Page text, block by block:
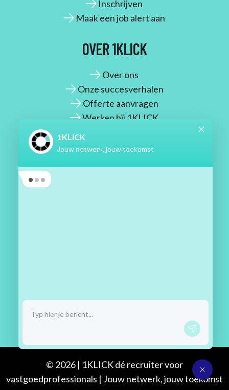
Inschrijven
Maak een job alert aan
OVER 1KLICK
Over ons
Onze succesverhalen
Offerte aanvragen
Werken bij 1KLICK
CONTACT
© 2026 | 1KLICK dé recruiter voor
vastgoedprofessionals | Jouw netwerk, jouw toekomst